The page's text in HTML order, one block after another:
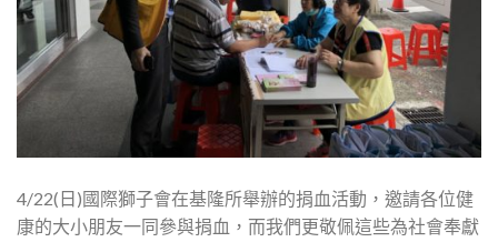
4/22(日)國際獅子會在基隆所舉辦的捐血活動，邀請各位健
康的大小朋友一同參與捐血，而我們更敬佩這些為社會奉獻